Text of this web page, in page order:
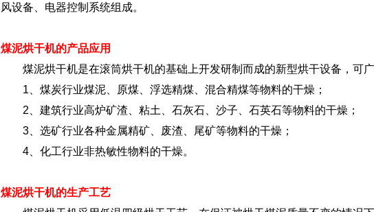
风设备、电器控制系统组成。
煤泥烘干机的产品应用
煤泥烘干机是在滚筒烘干机的基础上开发研制而成的新型烘干设备，可广
1、煤炭行业煤泥、原煤、浮选精煤、混合精煤等物料的干燥；
2、建筑行业高炉矿渣、粘土、石灰石、沙子、石英石等物料的干燥；
3、选矿行业各种金属精矿、废渣、尾矿等物料的干燥；
4、化工行业非热敏性物料的干燥。
煤泥烘干机的生产工艺